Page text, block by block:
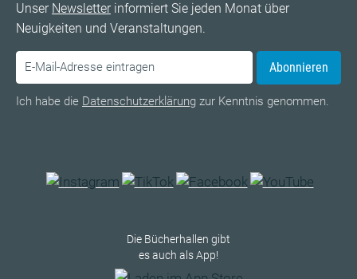
Unser Newsletterinformiert Sie jeden Monat über
Neuigkeiten und Veranstaltungen.
Abonnieren
Ich habe die Datenschutzerklärung zur Kenntnis genommen.
Die Bücherhallen gibt
es auch als App!